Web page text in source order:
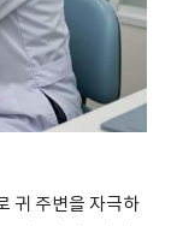
귀 주변을 자극하